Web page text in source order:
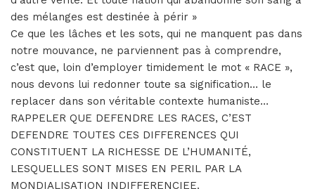
des mélanges est destinée à périr »
Ce que les lâches et les sots, qui ne manquent pas dans
notre mouvance, ne parviennent pas à comprendre,
c’est que, loin d’employer timidement le mot « RACE »,
nous devons lui redonner toute sa signification… le
replacer dans son véritable contexte humaniste…
RAPPELER QUE DEFENDRE LES RACES, C’EST
DEFENDRE TOUTES CES DIFFERENCES QUI
CONSTITUENT LA RICHESSE DE L’HUMANITÉ,
LESQUELLES SONT MISES EN PERIL PAR LA
MONDIALISATION INDIFFERENCIEE.